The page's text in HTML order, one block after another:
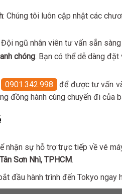
: Chúng tôi luôn cập nhật các
Đội ngũ nhân viên tư vấn sẵn
chóng: Bạn có thể dễ dàng
0901.342.998
để được tư vấn
đồng hành cùng chuyến đi của
nhận sự hỗ trợ trực tiếp về vé
Sơn Nhì, TPHCM.
đầu hành trình đến Tokyo ngay